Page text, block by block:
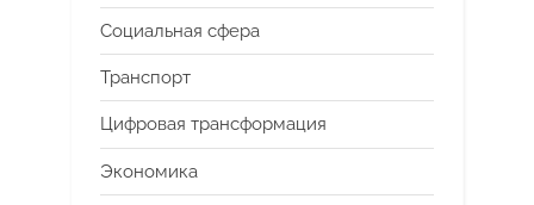
Социальная сфера
Транспорт
Цифровая трансформация
Экономика